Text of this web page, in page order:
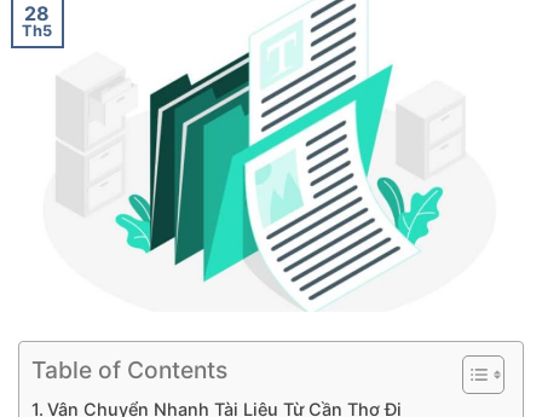
28
Th5
Table of Contents
Vận Chuyển Nhanh Tài Liệu Từ Cần Thơ Đi